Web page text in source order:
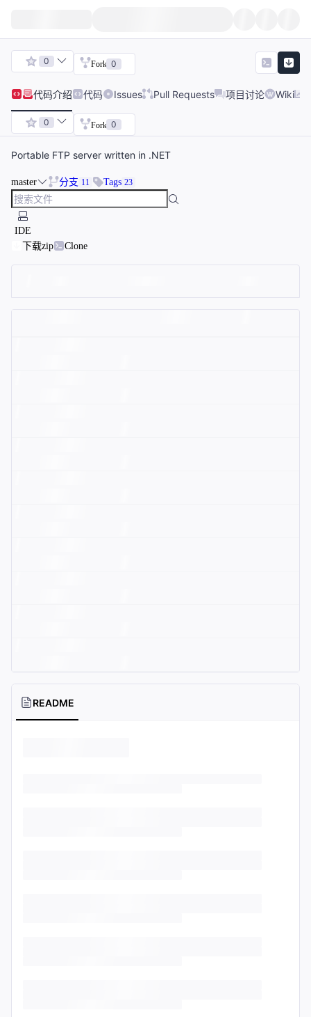
0 Fork 0
代码介绍 代码 Issues Pull Requests 项目讨论 Wiki
0 Fork 0
Portable FTP server written in .NET
master 分支 11 Tags 23
IDE
下载zip
Clone
README